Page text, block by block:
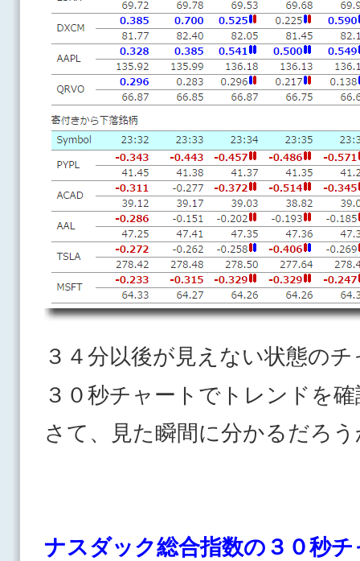
３４分以後が見えない状態の
３０秒チャートでトレンドを
さて、見た瞬間に分かるだろ
ナスダック総合指数の３０秒チ